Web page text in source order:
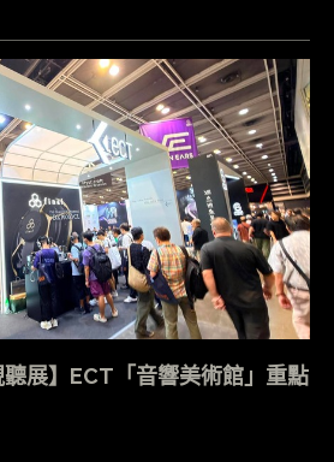
聽展】ECT「音響美術館」重點